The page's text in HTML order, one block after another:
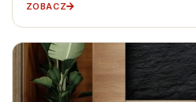
ZOBACZ